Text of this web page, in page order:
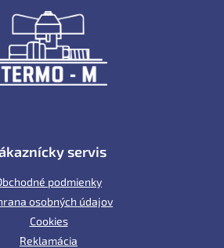
servis
podmienky
osobných údajov
Cookies
Reklamácia